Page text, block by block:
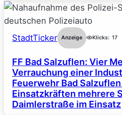
StadtTicker Anzeige Klicks: 17
FF Bad Salzuflen: Vier
Verrauchung einer
Feuerwehr Bad
Einsatzkräften mehrere
Daimlerstraße im Einsatz